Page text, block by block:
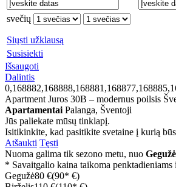
svečių
Siųsti užklausą
Susisiekti
Išsaugoti
Dalintis
Apartment Juros 30B – modernus poilsis
Apartamentai Palanga, Šventoji
Jūs paliekate mūsų tinklapį.
Isitikinkite, kad pasitikite svetaine į kurią
Atšaukti Tęsti
Nuoma galima tik sezono metu, nuo
* Savaitgalio kaina taikoma penktadieniams
Gegužė80 €(90* €)